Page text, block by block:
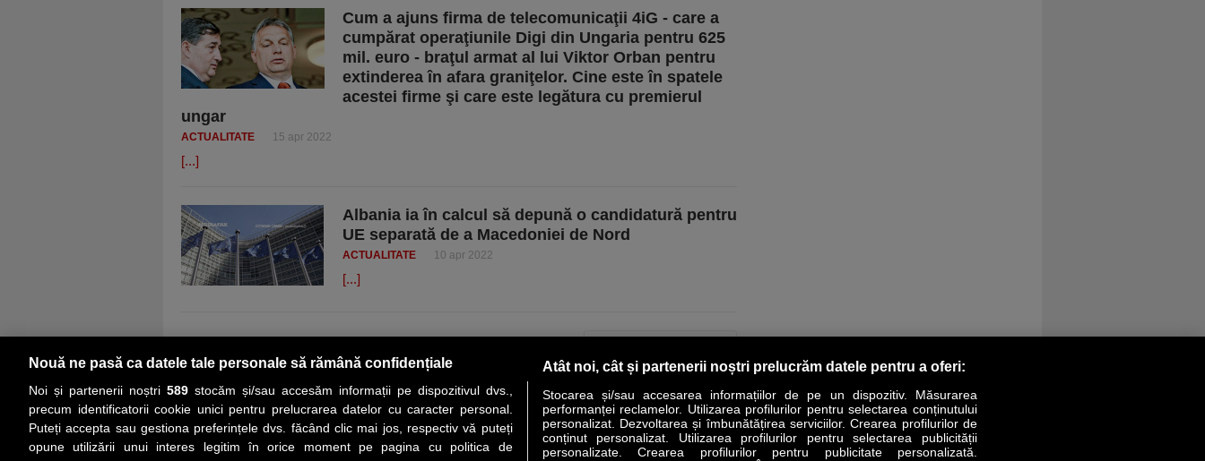
Cum a ajuns firma de telecomunicaţii 4iG - care a
cumpărat operaţiunile Digi din Ungaria pentru 625
mil. euro - braţul armat al lui Viktor Orban pentru
extinderea în afara graniţelor. Cine este în spatele
acestei firme şi care este legătura cu premierul
ungar
ACTUALITATE 15 apr 2022
[...]
Albania ia în calcul să depună o candidatură pentru
UE separată de a Macedoniei de Nord
ACTUALITATE 10 apr 2022
[...]
PRIMA PAGINĂ COVER STORY LIDERI ANALIZE HI-TECH MEET THE CEO LIFESTYLE SPECIAL OPINII
Nouă ne pasă ca datele tale personale să rămână confidențiale
Noi și partenerii noștri 589stocăm și/sau accesăm informații pe dispozitivul dvs.,
precum identificatorii cookie unici pentru prelucrarea datelor cu caracter personal.
Puteți accepta sau gestiona preferințele dvs. făcând clic mai jos, respectiv vă puteți
opune utilizării unui interes legitim în orice moment pe pagina cu politica de
Atât noi, cât și partenerii noștri prelucrăm datele pentru a oferi:
Stocarea și/sau accesarea informațiilor de pe un dispozitiv. Măsurarea
performanței reclamelor. Utilizarea profilurilor pentru selectarea conținutului
personalizat. Dezvoltarea și îmbunătățirea serviciilor. Crearea profilurilor de
conținut personalizat. Utilizarea profilurilor pentru selectarea publicității
personalizate. Crearea profilurilor pentru publicitate personalizată.